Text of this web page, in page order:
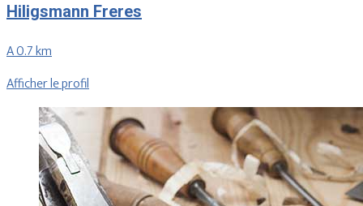
Hiligsmann Freres
A 0.7 km
Afficher le profil